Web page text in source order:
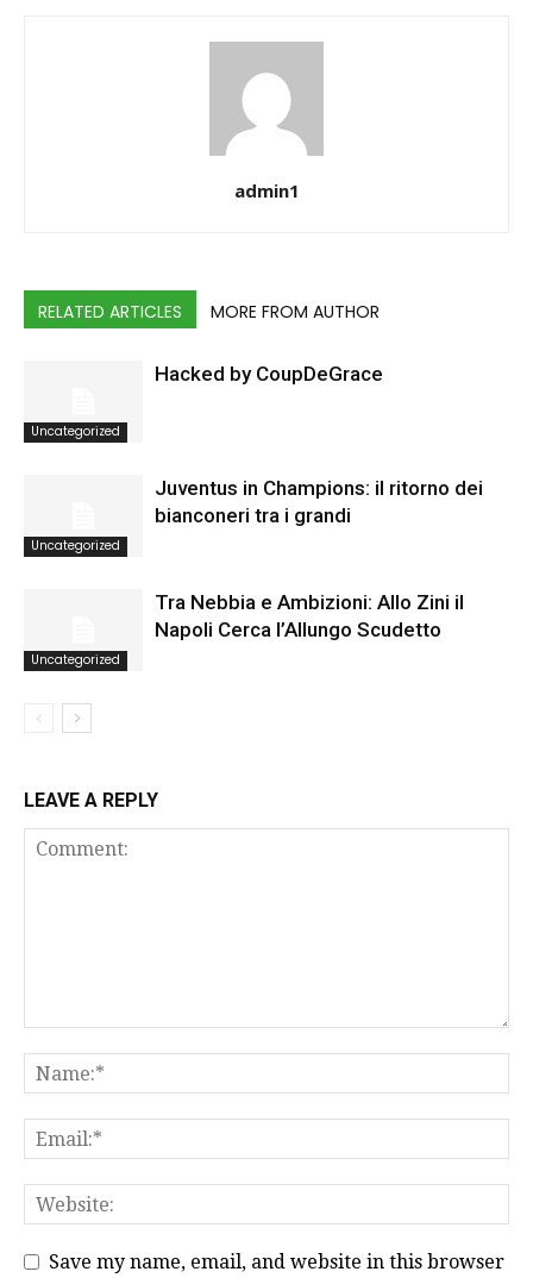
admin1
RELATED ARTICLES MORE FROM AUTHOR
Uncategorized
Hacked by CoupDeGrace
Uncategorized
Juventus in Champions: il ritorno dei
bianconeri tra i grandi
Uncategorized
Tra Nebbia e Ambizioni: Allo Zini il
Napoli Cerca l’Allungo Scudetto
LEAVE A REPLY
Save my name, email, and website in this browser